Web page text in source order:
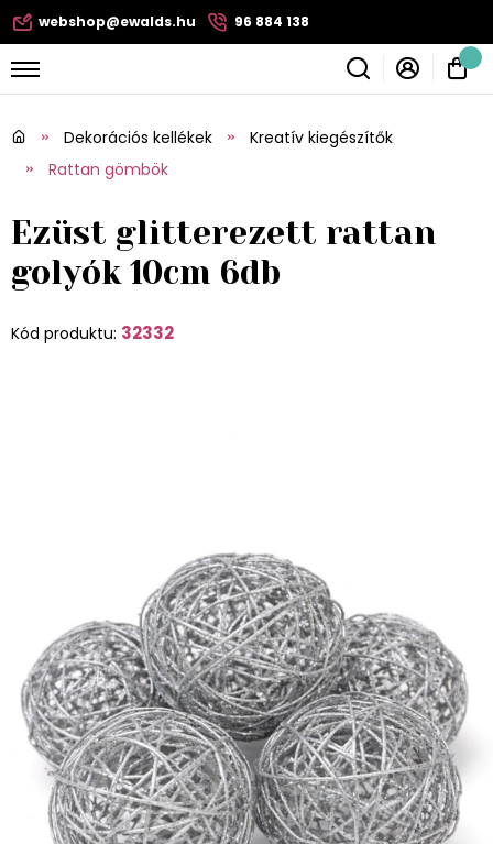
webshop@ewalds.hu 96 884 138
Dekorációs kellékek
Kreatív kiegészítők
Rattan gömbök
Ezüst glitterezett rattan
golyók 10cm 6db
Kód produktu: 32332